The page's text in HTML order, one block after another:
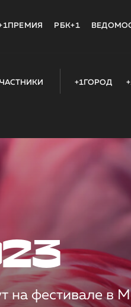
РБК+1
+1ГОРОД
на фестивале в